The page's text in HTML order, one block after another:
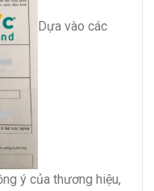
Dựa vào các
ý của thương hiệu,